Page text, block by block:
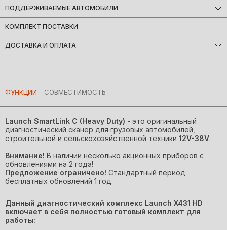
ПОДДЕРЖИВАЕМЫЕ АВТОМОБИЛИ
Универсальное применение строительной и грузовой
техники 24V.
КОМПЛЕКТ ПОСТАВКИ
Основной блок Launch:
Набор переходников для различных марок
обновлением;
Адаптер питания;
Кабель-удлинитель OBDII;
Кейс для переноски;
Кабель OBDII
Удлинитель кабеля OBDII
ДОСТАВКА И ОПЛАТА
Примерные сроки доставки:
• Страны Европы и СНГ от 5 рабочих дней
(Сроки могут изменяться в зависимости от работы транспортных
служб)
Удобная оплата!
Оплачивайте так, как вам удобно:
• Онлайн-банкинг Visa, Mastercard, МИР, СБП, Сбербанк,
• ЕРИП онлайн (для Беларуси)
• Наличные — при получении (для Беларуси)
ФУНКЦИИ СОВМЕСТИМОСТЬ
Launch SmartLink C (Heavy Duty) - это оригинальный
диагностический сканер для грузовых автомобилей,
строительной и сельскохозяйственной техники 12V-38V.
Внимание! В наличии несколько акционных приборов с
обновлениями на 2 года!
Предложение ограничено! Стандартный период
бесплатных обновлений 1 год.
Данный диагностический комплекс Launch X431 HD
включает в себя полностью готовый комплект для
работы: